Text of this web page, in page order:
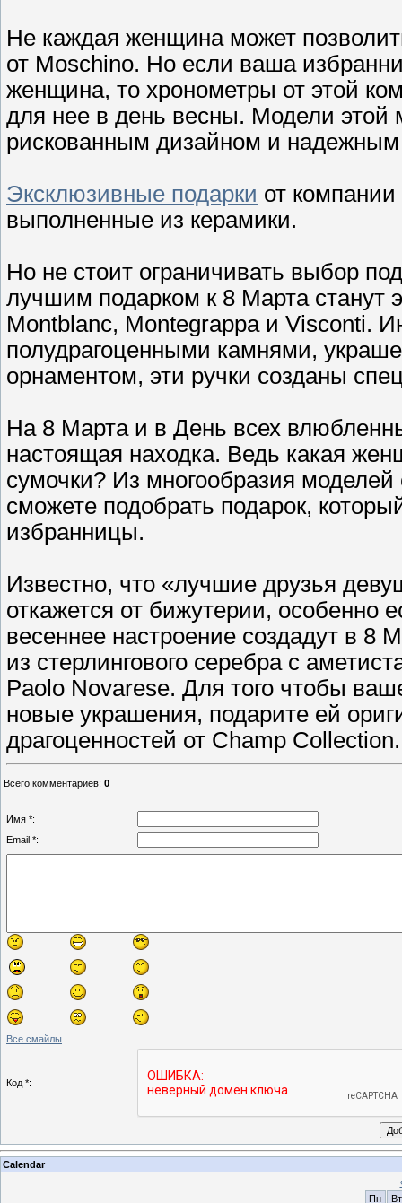
Не каждая женщина может
от Moschino. Но если ваша
женщина, то хронометры от этой
для нее в день весны. Модели
рискованным дизайном и надежным
Эксклюзивные подарки от
выполненные из керамики.
Но не стоит ограничивать выбор
лучшим подарком к 8 Марта станут
Montblanc, Montegrappa и Visconti.
полудрагоценными камнями,
орнаментом, эти ручки созданы
На 8 Марта и в День всех
настоящая находка. Ведь какая
сумочки? Из многообразия
сможете подобрать подарок,
избранницы.
Известно, что «лучшие друзья
откажется от бижутерии, особенно
весеннее настроение создадут в 8
из стерлингового серебра с
Paolo Novarese. Для того чтобы
новые украшения, подарите ей
драгоценностей от Champ Collection.
Всего комментариев: 0
Имя *:
Email *:
Все смайлы
Код *:
Calendar
Пн
Вт